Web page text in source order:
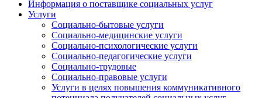
Информация о поставщике социальных услуг
Услуги
Социально-бытовые услуги
Социально-медицинские услуги
Социально-психологические услуги
Социально-педагогические услуги
Социально-трудовые
Социально-правовые услуги
Услуги в целях повышения коммуникативного